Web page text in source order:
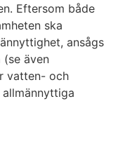
Eftersom både
ska
ansågs
(se även
vatten- och